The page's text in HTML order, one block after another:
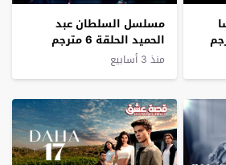
مسلسل السلطان عبد
الحميد الحلقة 6 مترجم
منذ 3 أسابيع